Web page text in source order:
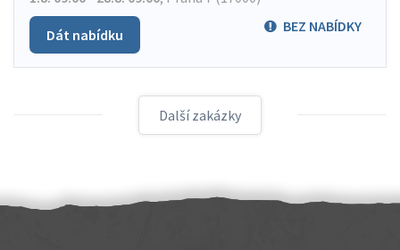
BEZ NABÍDKY
Dát nabídku
Další zakázky